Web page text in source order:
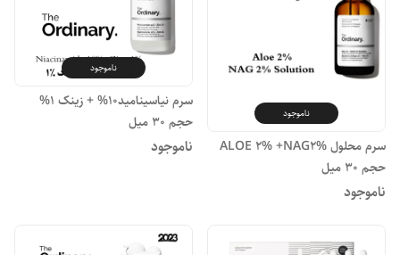
ناموجود
سرم محلول ALOE 2% +NAG2%
حجم 30 میل
ناموجود
ناموجود
سرم نیاسینامید10% + زینک 1%
حجم 30 میل
ناموجود